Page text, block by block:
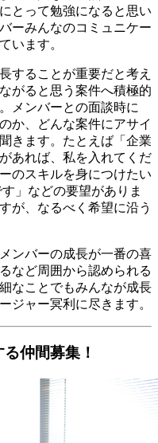
とって勉強になると思い
ーみんなのコミュニケー
います。
することが重要だと考え
がると思う案件へ積極的
メンバーとの面談時に
か、どんな案件にアサイ
きます。たとえば「企業
あれば、私を入れてくだ
のスキルを身につけたい
」などの要望がありま
が、なるべく希望に沿う
ンバーの成長が一番の喜
など周囲から認められる
なことでもみんなが成長
ジャー冥利に尽きます。
仲間募集！